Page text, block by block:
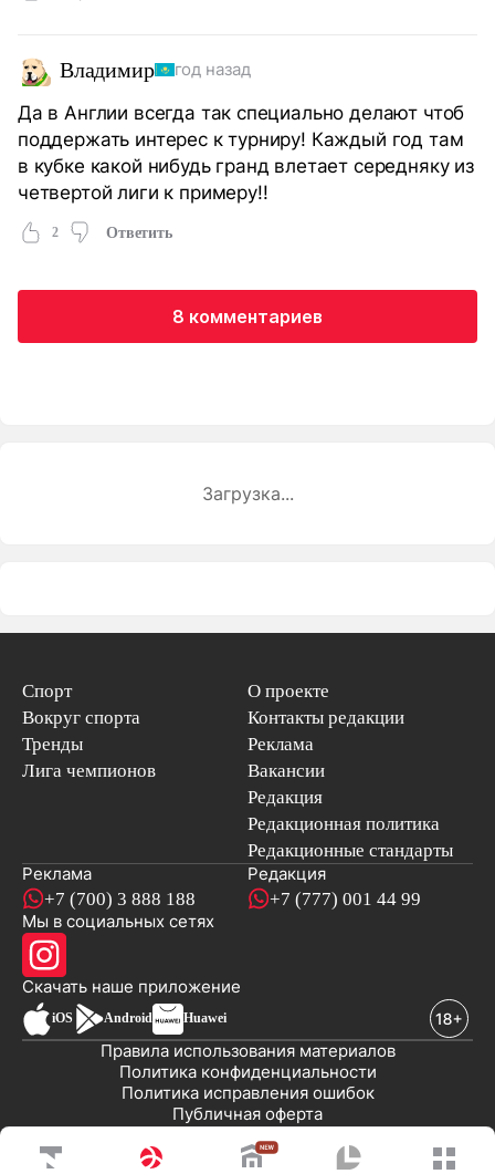
Владимир год назад
Да в Англии всегда так специально делают чтоб
поддержать интерес к турниру! Каждый год там
в кубке какой нибудь гранд влетает середняку из
четвертой лиги к примеру!!
2 Ответить
8 комментариев
Загрузка...
Спорт
Вокруг спорта
Тренды
Лига чемпионов
О проекте
Контакты редакции
Реклама
Вакансии
Редакция
Редакционная политика
Редакционные стандарты
Реклама
+7 (700) 3 888 188
Редакция
+7 (777) 001 44 99
Мы в социальных сетях
Скачать наше приложениеновостей
iOS Android Huawei
Публичная оферта
Политика исправления ошибок
Политика конфиденциальности
Правила использования материалов